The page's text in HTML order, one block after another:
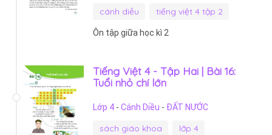
cánh diều
tiếng việt 4 tập 2
Ôn tập giữa học kì 2
Tiếng Việt 4 - Tập Hai | Bài 16:
Tuổi nhỏ chí lớn
Lớp 4 - Cánh Diều - ĐẤT NƯỚC
sách giáo khoa
lớp 4